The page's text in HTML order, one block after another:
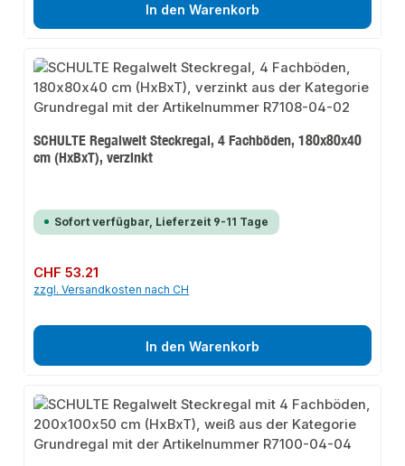
In den Warenkorb
SCHULTE Regalwelt Steckregal, 4 Fachböden, 180x80x40
cm (HxBxT), verzinkt
Sofort verfügbar, Lieferzeit 9-11 Tage
Regulärer Preis:
CHF 53.21
zzgl. Versandkosten nach CH
In den Warenkorb